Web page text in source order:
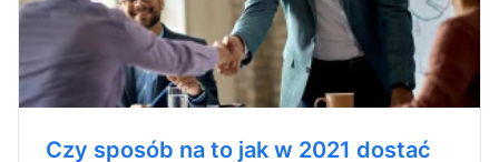
Czy sposób na to jak w 2021 dostać